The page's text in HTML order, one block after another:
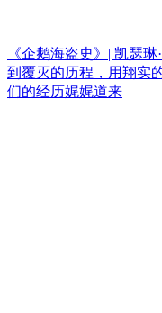
《企鹅海盗史》| 凯瑟
到覆灭的历程，用翔实
们的经历娓娓道来